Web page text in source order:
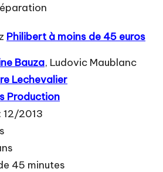
Philibert à moins de 45 euros
Bauza, Ludovic Maublanc
Lechevalier
Production
12/2013
45 minutes